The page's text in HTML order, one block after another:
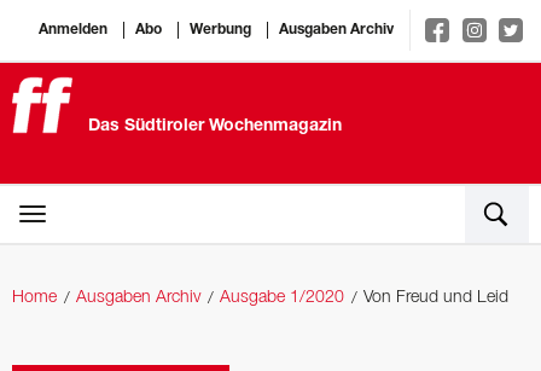
Anmelden Abo Werbung Ausgaben Archiv
Das Südtiroler Wochenmagazin
Home Ausgaben Archiv Ausgabe 1/2020 Von Freud und Leid